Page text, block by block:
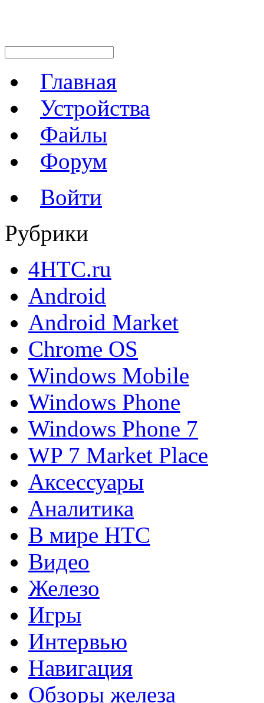
Главная
Устройства
Файлы
Форум
Войти
Рубрики
4HTC.ru
Android
Android Market
Chrome OS
Windows Mobile
Windows Phone
Windows Phone 7
WP 7 Market Place
Аксессуары
Аналитика
В мире HTC
Видео
Железо
Игры
Интервью
Навигация
Обзоры железа